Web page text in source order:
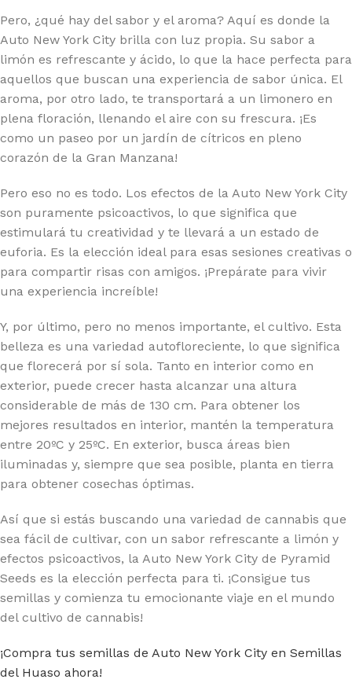
Pero, ¿qué hay del sabor y el aroma? Aquí es donde la
Auto New York City brilla con luz propia. Su sabor a
limón es refrescante y ácido, lo que la hace perfecta para
aquellos que buscan una experiencia de sabor única. El
aroma, por otro lado, te transportará a un limonero en
plena floración, llenando el aire con su frescura. ¡Es
como un paseo por un jardín de cítricos en pleno
corazón de la Gran Manzana!
Pero eso no es todo. Los efectos de la Auto New York City
son puramente psicoactivos, lo que significa que
estimulará tu creatividad y te llevará a un estado de
euforia. Es la elección ideal para esas sesiones creativas o
para compartir risas con amigos. ¡Prepárate para vivir
una experiencia increíble!
Y, por último, pero no menos importante, el cultivo. Esta
belleza es una variedad autofloreciente, lo que significa
que florecerá por sí sola. Tanto en interior como en
exterior, puede crecer hasta alcanzar una altura
considerable de más de 130 cm. Para obtener los
mejores resultados en interior, mantén la temperatura
entre 20ºC y 25ºC. En exterior, busca áreas bien
iluminadas y, siempre que sea posible, planta en tierra
para obtener cosechas óptimas.
Así que si estás buscando una variedad de cannabis que
sea fácil de cultivar, con un sabor refrescante a limón y
efectos psicoactivos, la Auto New York City de Pyramid
Seeds es la elección perfecta para ti. ¡Consigue tus
semillas y comienza tu emocionante viaje en el mundo
del cultivo de cannabis!
¡Compra tus semillas de Auto New York City en Semillas
del Huaso ahora!